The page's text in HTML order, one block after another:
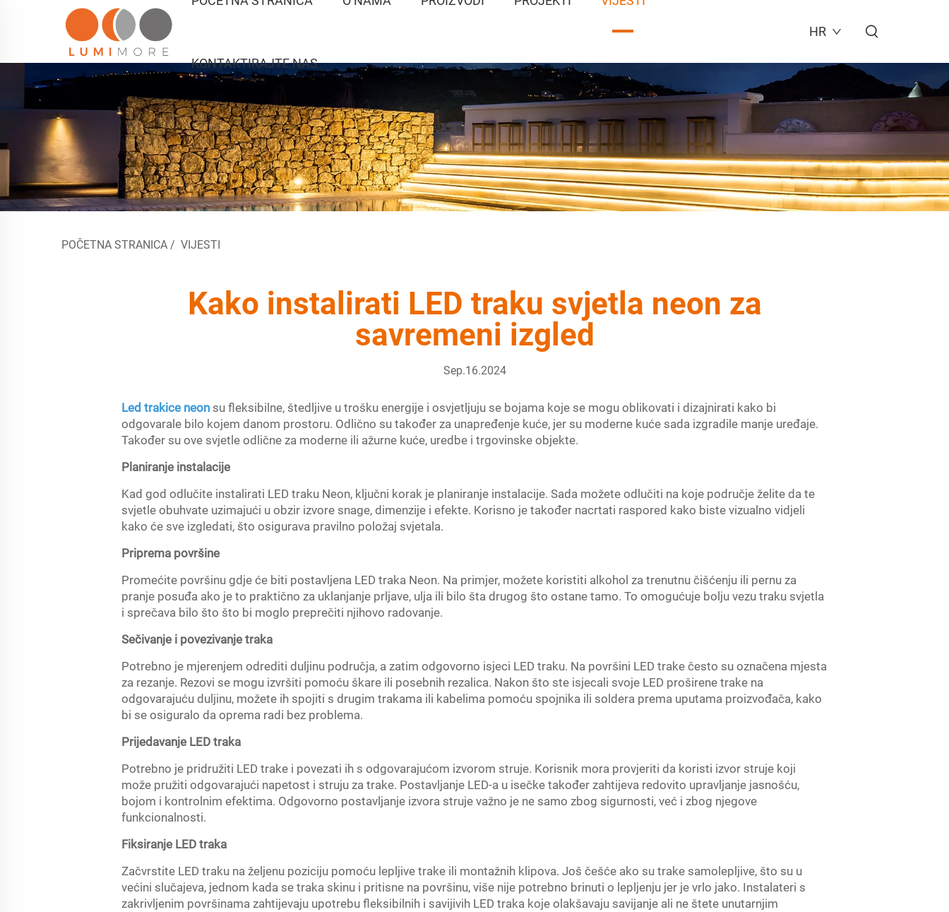
KONTAKTIRAJTE NAS
HR
POČETNA STRANICA / VIJESTI
Kako instalirati LED traku svjetla neon za
savremeni izgled
Sep.16.2024
Led trakice neon su fleksibilne, štedljive u trošku energije i osvjetljuju se bojama koje se mogu oblikovati i dizajnirati kako bi
odgovarale bilo kojem danom prostoru. Odlično su također za unapređenje kuće, jer su moderne kuće sada izgradile manje uređaje.
Također su ove svjetle odlične za moderne ili ažurne kuće, uredbe i trgovinske objekte.
Planiranje instalacije
Kad god odlučite instalirati LED traku Neon, ključni korak je planiranje instalacije. Sada možete odlučiti na koje područje želite da te
svjetle obuhvate uzimajući u obzir izvore snage, dimenzije i efekte. Korisno je također nacrtati raspored kako biste vizualno vidjeli
kako će sve izgledati, što osigurava pravilno položaj svjetala.
Priprema površine
Promećite površinu gdje će biti postavljena LED traka Neon. Na primjer, možete koristiti alkohol za trenutnu čišćenju ili pernu za
pranje posuđa ako je to praktično za uklanjanje prljave, ulja ili bilo šta drugog što ostane tamo. To omogućuje bolju vezu traku svjetla
i sprečava bilo što što bi moglo preprečiti njihovo radovanje.
Sečivanje i povezivanje traka
Potrebno je mjerenjem odrediti duljinu područja, a zatim odgovorno isjeci LED traku. Na površini LED trake često su označena mjesta
za rezanje. Rezovi se mogu izvršiti pomoću škare ili posebnih rezalica. Nakon što ste isjecali svoje LED proširene trake na
odgovarajuću duljinu, možete ih spojiti s drugim trakama ili kabelima pomoću spojnika ili soldera prema uputama proizvođača, kako
bi se osiguralo da oprema radi bez problema.
Prijedavanje LED traka
Potrebno je pridružiti LED trake i povezati ih s odgovarajućom izvorom struje. Korisnik mora provjeriti da koristi izvor struje koji
može pružiti odgovarajući napetost i struju za trake. Postavljanje LED-a u isečke također zahtijeva redovito upravljanje jasnošću,
bojom i kontrolnim efektima. Odgovorno postavljanje izvora struje važno je ne samo zbog sigurnosti, već i zbog njegove
funkcionalnosti.
Fiksiranje LED traka
Začvrstite LED traku na željenu poziciju pomoću lepljive trake ili montažnih klipova. Još češće ako su trake samolepljive, što su u
većini slučajeva, jednom kada se traka skinu i pritisne na površinu, više nije potrebno brinuti o lepljenju jer je vrlo jako. Instalateri s
zakrivljenim površinama zahtijevaju upotrebu fleksibilnih i savijivih LED traka koje olakšavaju savijanje ali ne štete unutarnjim